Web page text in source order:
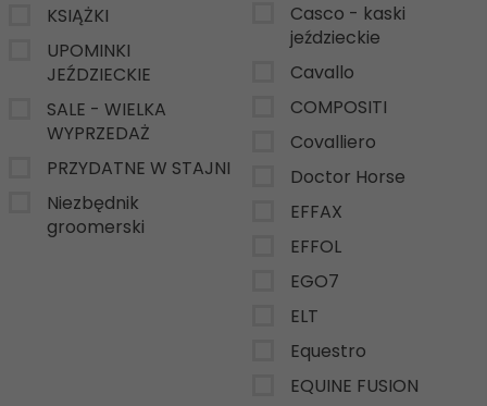
KSIĄŻKI
UPOMINKI
JEŹDZIECKIE
SALE - WIELKA
WYPRZEDAŻ
PRZYDATNE W STAJNI
Niezbędnik
groomerski
Casco - kaski
jeździeckie
Cavallo
COMPOSITI
Covalliero
Doctor Horse
EFFAX
EFFOL
EGO7
ELT
Equestro
EQUINE FUSION